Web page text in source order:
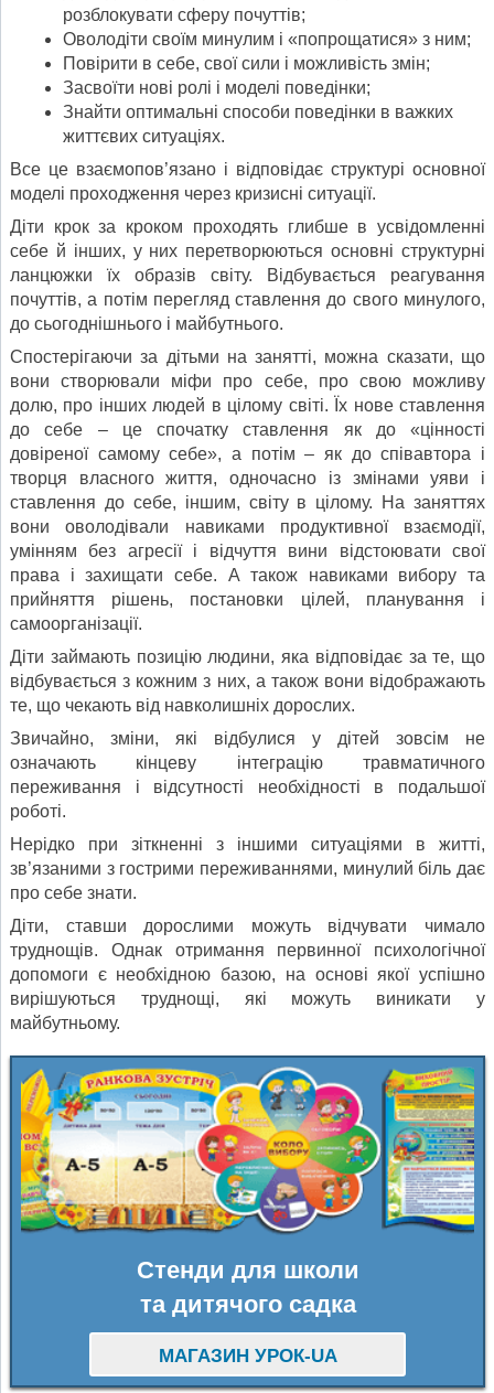
розблокувати сферу почуттів;
Оволодіти своїм минулим і «попрощатися» з ним;
Повірити в себе, свої сили і можливість змін;
Засвоїти нові ролі і моделі поведінки;
Знайти оптимальні способи поведінки в важких
життєвих ситуаціях.
Все це взаємопов’язано і відповідає структурі основної
моделі проходження через кризисні ситуації.
Діти крок за кроком проходять глибше в усвідомленні
себе й інших, у них перетворюються основні структурні
ланцюжки їх образів світу. Відбувається реагування
почуттів, а потім перегляд ставлення до свого минулого,
до сьогоднішнього і майбутнього.
Спостерігаючи за дітьми на занятті, можна сказати, що
вони створювали міфи про себе, про свою можливу
долю, про інших людей в цілому світі. Їх нове ставлення
до себе – це спочатку ставлення як до «цінності
довіреної самому себе», а потім – як до співавтора і
творця власного життя, одночасно із змінами уяви і
ставлення до себе, іншим, світу в цілому. На заняттях
вони оволодівали навиками продуктивної взаємодії,
умінням без агресії і відчуття вини відстоювати свої
права і захищати себе. А також навиками вибору та
прийняття рішень, постановки цілей, планування і
самоорганізації.
Діти займають позицію людини, яка відповідає за те, що
відбувається з кожним з них, а також вони відображають
те, що чекають від навколишніх дорослих.
Звичайно, зміни, які відбулися у дітей зовсім не
означають кінцеву інтеграцію травматичного
переживання і відсутності необхідності в подальшої
роботі.
Нерідко при зіткненні з іншими ситуаціями в житті,
зв’язаними з гострими переживаннями, минулий біль дає
про себе знати.
Діти, ставши дорослими можуть відчувати чимало
труднощів. Однак отримання первинної психологічної
допомоги є необхідною базою, на основі якої успішно
вирішуються труднощі, які можуть виникати у
майбутньому.
Стенди для школи
та дитячого садка
МАГАЗИН УРОК-UA